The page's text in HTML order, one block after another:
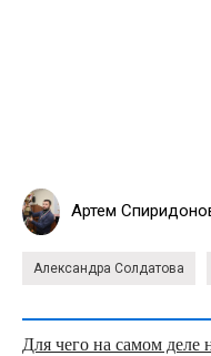
Артем
Александра Солдатова
Для чего на самом деле